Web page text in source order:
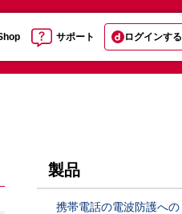
サポート ログインする
製品
携帯電話の電波防護への